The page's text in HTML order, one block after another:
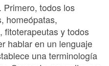
Primero, todos los
homeópatas,
fitoterapeutas y todos
hablar en un lenguaje
una terminología